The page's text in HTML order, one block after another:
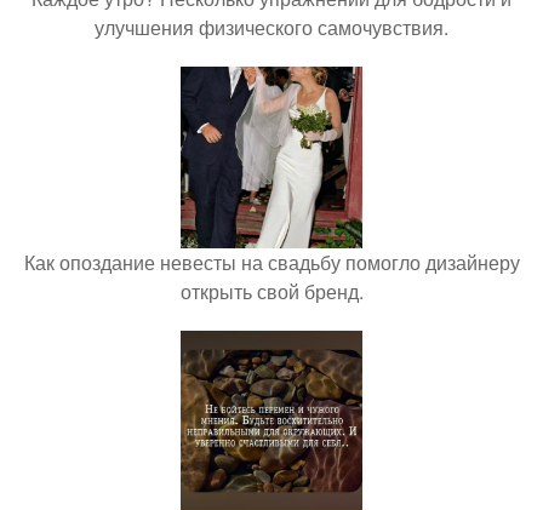
улучшения физического самочувствия.
Как опоздание невесты на свадьбу помогло дизайнеру
открыть свой бренд.